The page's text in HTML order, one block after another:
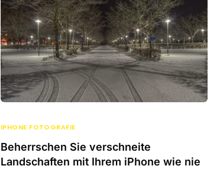
IPHONE FOTOGRAFIE
Beherrschen Sie verschneite
Landschaften mit Ihrem iPhone wie nie